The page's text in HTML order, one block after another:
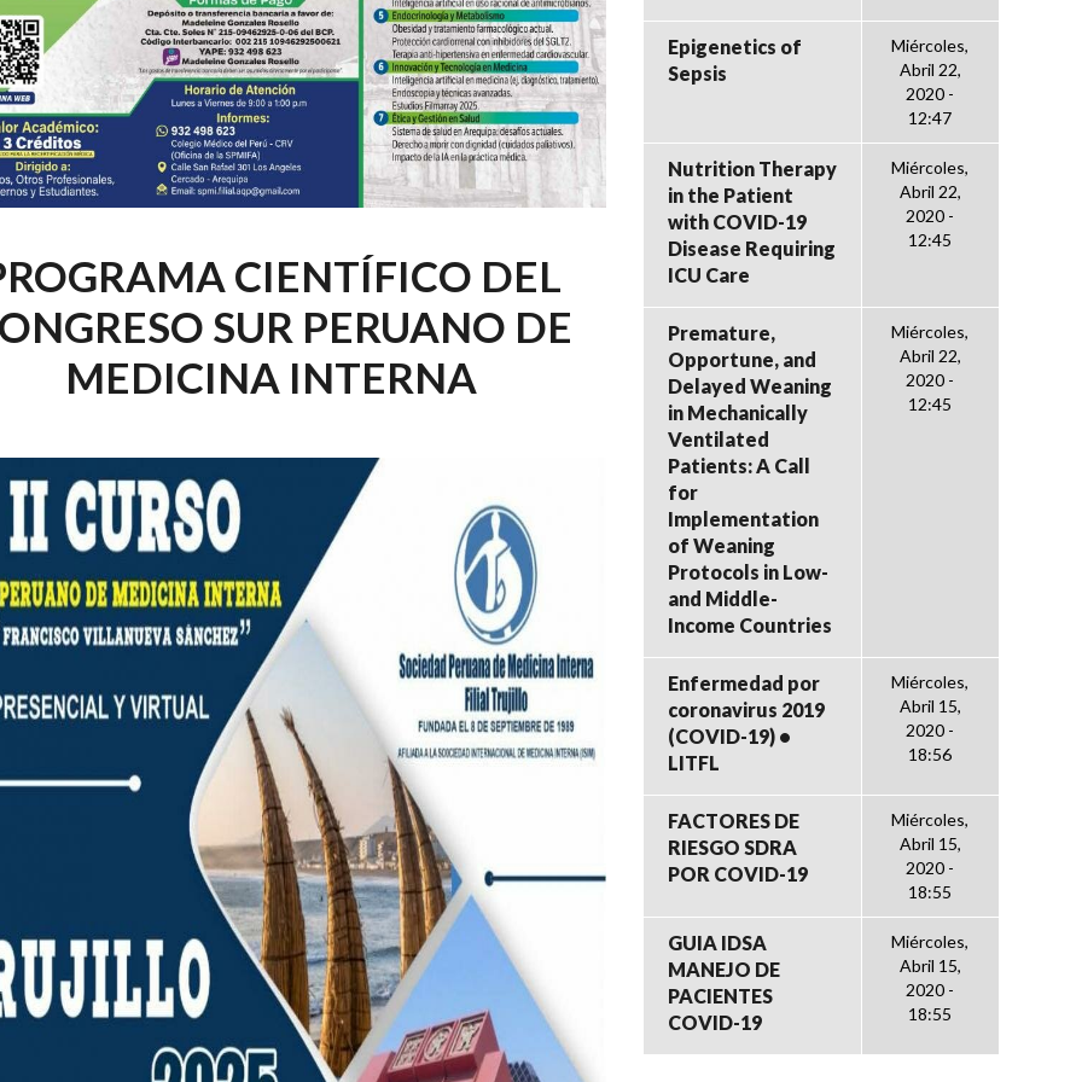
CIENTÍFICO DEL
SUR PERUANO DE
MEDICINA INTERNA
Epigenetics of
Sepsis
Miércoles,
Abril 22,
2020 -
12:47
Nutrition Therapy
in the Patient
with COVID-19
Disease Requiring
ICU Care
Miércoles,
Abril 22,
2020 -
12:45
Premature,
Opportune, and
Delayed Weaning
in Mechanically
Ventilated
Patients: A Call
for
Implementation
of Weaning
Protocols in Low-
and Middle-
Income Countries
Miércoles,
Abril 22,
2020 -
12:45
Enfermedad por
coronavirus 2019
(COVID-19) •
LITFL
Miércoles,
Abril 15,
2020 -
18:56
FACTORES DE
RIESGO SDRA
POR COVID-19
Miércoles,
Abril 15,
2020 -
18:55
GUIA IDSA
MANEJO DE
PACIENTES
COVID-19
Miércoles,
Abril 15,
2020 -
18:55